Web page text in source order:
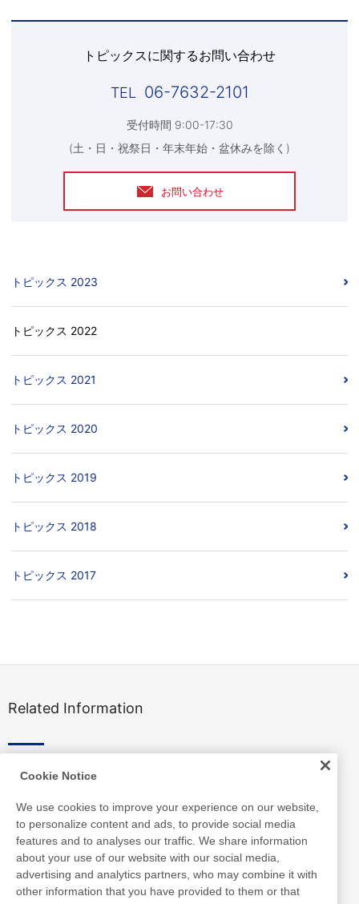
トピックスに関するお問い合わせ
06-7632-2101
受付時間 9:00-17:30
(土・日・祝祭日・年末年始・盆休みを除く)
お問い合わせ
トピックス 2023
トピックス 2022
トピックス 2021
トピックス 2020
トピックス 2019
トピックス 2018
トピックス 2017
Related Information
Cookie Notice
We use cookies to improve your experience on our website,
to personalize content and ads, to provide social media
features and to analyses our traffic. We share information
about your use of our website with our social media,
advertising and analytics partners, who may combine it with
other information that you have provided to them or that